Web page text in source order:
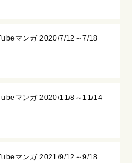
マンガ 2020/7/12～7/18
マンガ 2020/11/8～11/14
マンガ 2021/9/12～9/18